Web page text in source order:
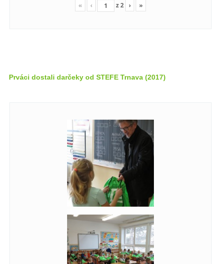
« ‹ z2 › »
Prváci dostali darčeky od STEFE Trnava (2017)